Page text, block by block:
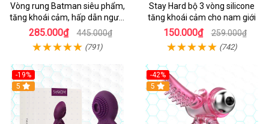
Vòng rung Batman siêu phẩm,
tăng khoái cảm, hấp dẫn người
dùng
285.000₫ 445.000₫
(791)
Stay Hard bộ 3 vòng silicone
tăng khoái cảm cho nam giới
150.000₫ 259.000₫
(742)
-19%
5
-42%
5